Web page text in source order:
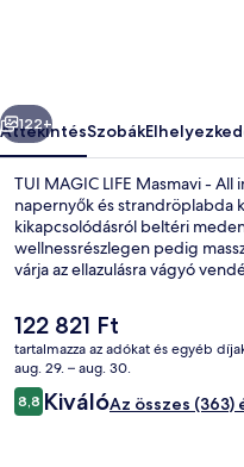
képgalériája
Következő
122+
ÁttekintésSzobák
TUI MAGIC LIFE Masmavi - All
napernyők és strandröplabda
kikapcsolódásról beltéri
wellnessrészlegen pedig
várja az ellazulásra vágyó
szívesen látja vendégeit. A
előnyei például a következők:
fitneszlétesítmény. Más utazók
következó jellemzőit:
A
jelenlegi
ár
122 821 Ft
122 821 Ft
tartalmazza az adókat és egyéb
aug. 29. – aug. 30.
Értékelések
8,88,8 ennyiből: 10
KiválóAz összes